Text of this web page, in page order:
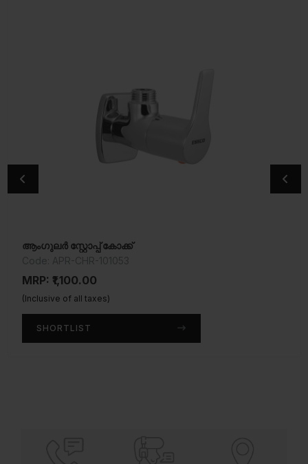
ആംഗുലർ സ്റ്റോപ്പ് കോക്ക്
MRP: ₹1,100.00
(Inclusive of all taxes)
SHORTLIST
ഫ്ലഷ് കോക്ക്
MRP: ₹3,000.00
(Inclusive of all taxes)
SHORTLIST